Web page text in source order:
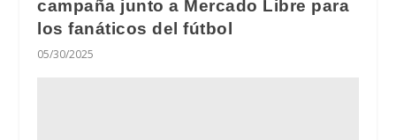
campaña junto a Mercado Libre para
los fanáticos del fútbol
05/30/2025